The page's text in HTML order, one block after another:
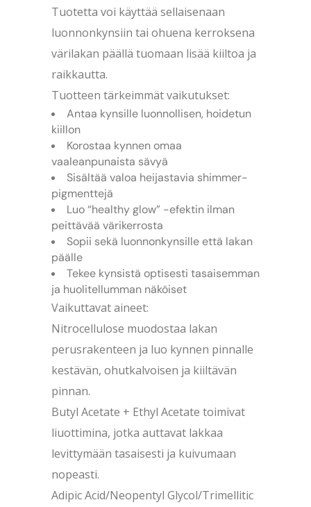
Tuotetta voi käyttää sellaisenaan
luonnonkynsiin tai ohuena kerroksena
värilakan päällä tuomaan lisää kiiltoa ja
raikkautta.
Tuotteen tärkeimmät vaikutukset:
Antaa kynsille luonnollisen, hoidetun
kiillon
Korostaa kynnen omaa
vaaleanpunaista sävyä
Sisältää valoa heijastavia shimmer-
pigmenttejä
Luo “healthy glow” -efektin ilman
peittävää värikerrosta
Sopii sekä luonnonkynsille että lakan
päälle
Tekee kynsistä optisesti tasaisemman
ja huolitellumman näköiset
Vaikuttavat aineet:
Nitrocellulose muodostaa lakan
perusrakenteen ja luo kynnen pinnalle
kestävän, ohutkalvoisen ja kiiltävän
pinnan.
Butyl Acetate + Ethyl Acetate toimivat
liuottimina, jotka auttavat lakkaa
levittymään tasaisesti ja kuivumaan
nopeasti.
Adipic Acid/Neopentyl Glycol/Trimellitic